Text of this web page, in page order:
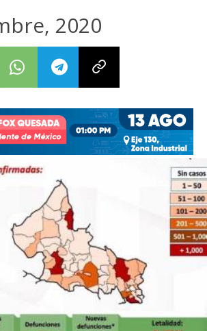
2020